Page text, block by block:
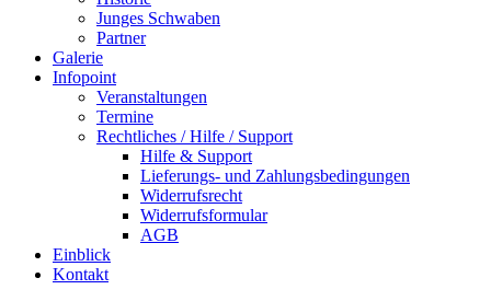
Junges Schwaben
Partner
Galerie
Infopoint
Veranstaltungen
Termine
Rechtliches / Hilfe / Support
Hilfe & Support
Lieferungs- und Zahlungsbedingungen
Widerrufsrecht
Widerrufsformular
AGB
Einblick
Kontakt